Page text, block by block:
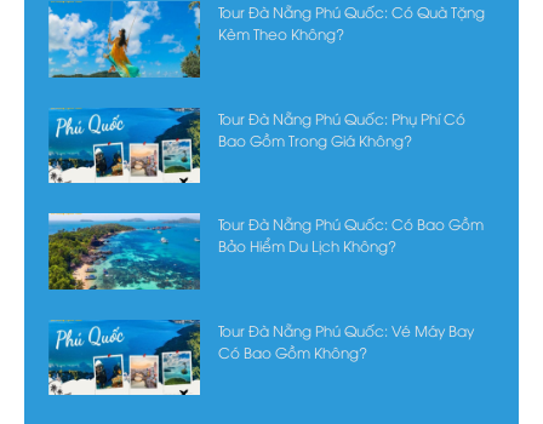
Tour Đà Nẵng Phú Quốc: Có Quà Tặng
Kèm Theo Không?
Tour Đà Nẵng Phú Quốc: Phụ Phí Có
Bao Gồm Trong Giá Không?
Tour Đà Nẵng Phú Quốc: Có Bao Gồm
Bảo Hiểm Du Lịch Không?
Tour Đà Nẵng Phú Quốc: Vé Máy Bay
Có Bao Gồm Không?